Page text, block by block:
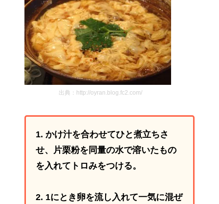
出典：http://oyran.blog.fc2.com/
1. かけ汁を合わせてひと煮立ちさ
せ、片栗粉を同量の水で溶いたもの
を入れてトロみをつける。
2. 1にとき卵を流し入れて一気に混ぜ